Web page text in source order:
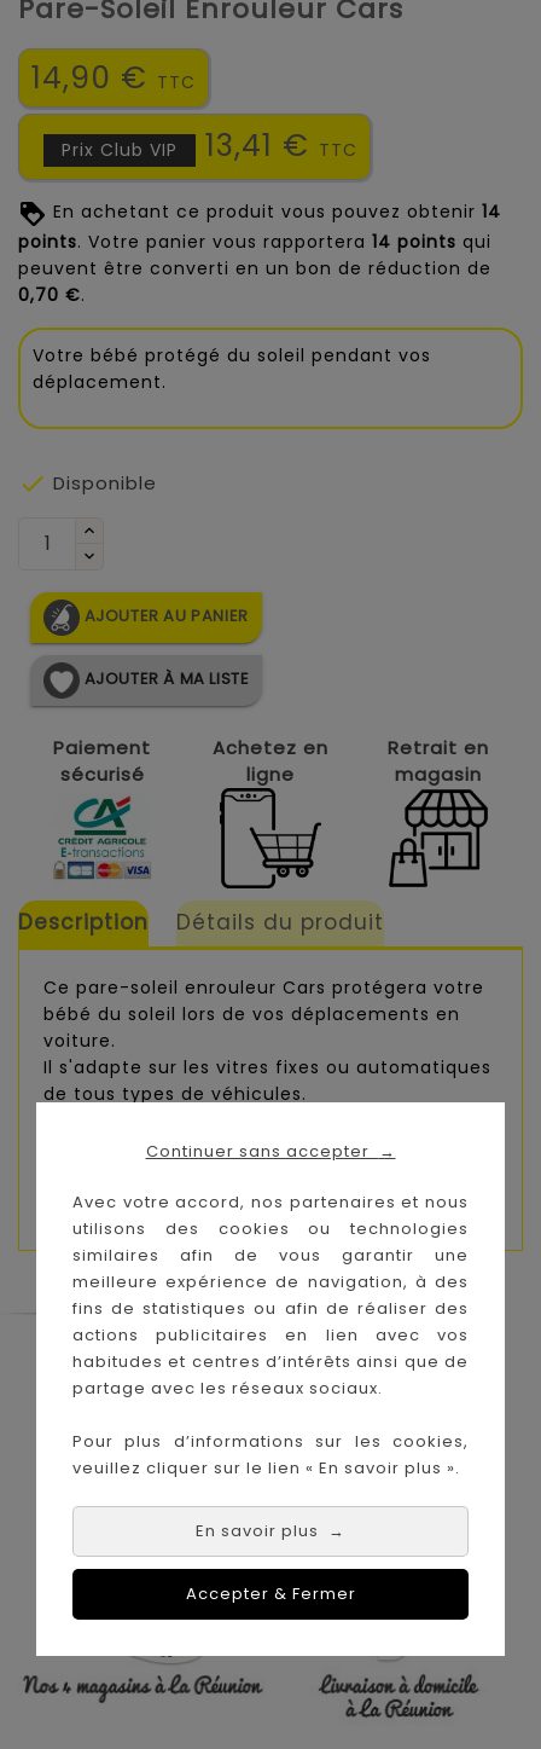
Continuer sans accepter →
Avec votre accord, nos partenaires et nous
utilisons des cookies ou technologies
similaires afin de vous garantir une
meilleure expérience de navigation, à des
fins de statistiques ou afin de réaliser des
actions publicitaires en lien avec vos
habitudes et centres d’intérêts ainsi que de
partage avec les réseaux sociaux.
Pour plus d’informations sur les cookies,
veuillez cliquer sur le lien « En savoir plus ».
En savoir plus →
Accepter & Fermer
Pare-Soleil Enrouleur Cars
14,90 € TTC
Prix Club VIP 13,41 € TTC
En achetant ce produit vous pouvez obtenir 14
points. Votre panier vous rapportera 14 points qui
peuvent être converti en un bon de réduction de
0,70 €.
Votre bébé protégé du soleil pendant vos
déplacement.
 Disponible
AJOUTER AU PANIER
AJOUTER À MA LISTE
Paiement
sécurisé
Achetez en
ligne
Retrait en
magasin
Description Détails du produit
Ce pare-soleil enrouleur Cars protégera votre
bébé du soleil lors de vos déplacements en
voiture.
Il s'adapte sur les vitres fixes ou automatiques
de tous types de véhicules.
Caractéristiques :
- dimensions: 36 x 45cm
Le Coin des Petits propose les plus
grandes marques de puériculture aux
meilleurs prix sur l'île de la Réunion !
Nos magasins à
La Réunion :
Achat en ligne :